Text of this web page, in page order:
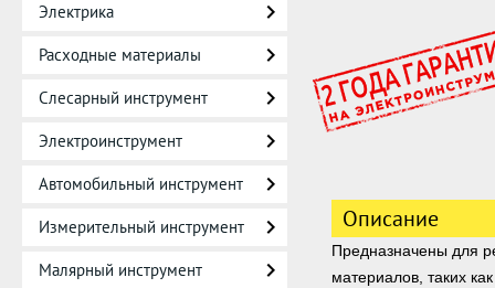
Электрика
Расходные материалы
Слесарный инструмент
Электроинструмент
Автомобильный инструмент
Измерительный инструмент
Малярный инструмент
Описание
Предназначены для
материалов, таких